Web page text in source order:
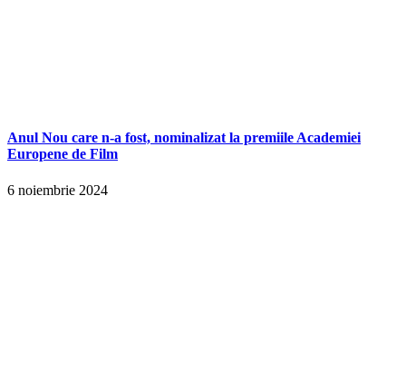
Anul Nou care n-a fost, nominalizat la premiile Academiei
Europene de Film
6 noiembrie 2024